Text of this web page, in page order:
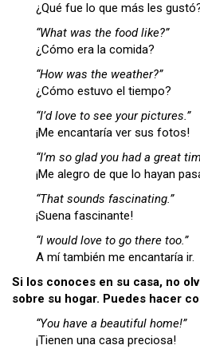
¿Qué fue lo que más les
“What was the food like?”
¿Cómo era la comida?
“How was the weather?”
¿Cómo estuvo el tiempo?
“I’d love to see your pictures.”
¡Me encantaría ver sus fotos!
“I’m so glad you had a great
¡Me alegro de que lo hayan
“That sounds fascinating.”
¡Suena fascinante!
“I would love to go there too.”
A mí también me encantaría ir.
Si los conoces en su casa, no
sobre su hogar. Puedes hacer
“You have a beautiful home!”
¡Tienen una casa preciosa!